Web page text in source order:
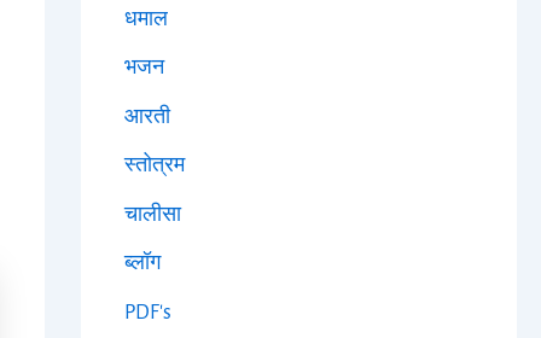
धमाल
भजन
आरती
स्तोत्रम
चालीसा
ब्लॉग
PDF's